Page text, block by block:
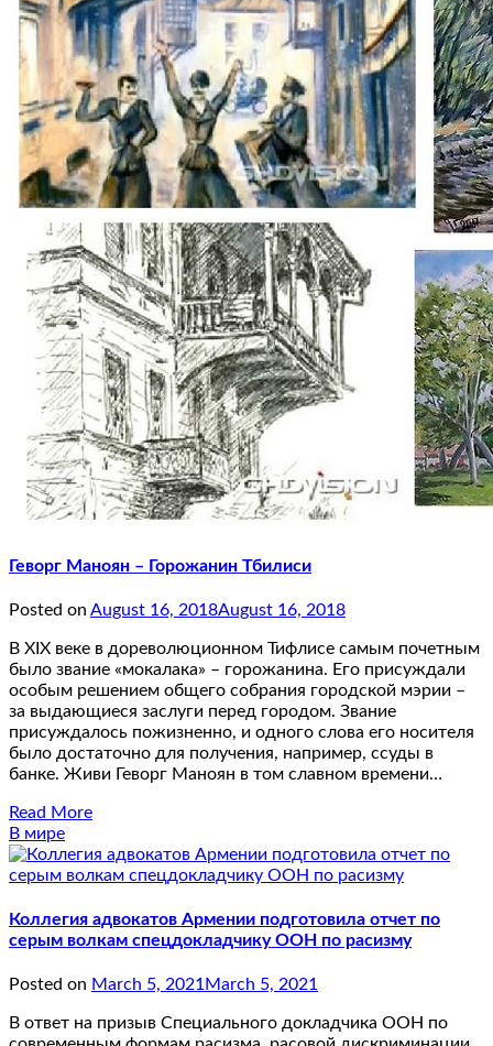
Геворг Маноян – Горожанин Тбилиси
Posted on August 16, 2018August 16, 2018
В ХIХ веке в дореволюционном Тифлисе самым почетным
было звание «мокалака» – горожанина. Его присуждали
особым решением общего собрания городской мэрии –
за выдающиеся заслуги перед городом. Звание
присуждалось пожизненно, и одного слова его носителя
было достаточно для получения, например, ссуды в
банке. Живи Геворг Маноян в том славном времени…
Read More
В мире
Коллегия адвокатов Армении подготовила отчет по
серым волкам спецдокладчику ООН по расизму
Posted on March 5, 2021March 5, 2021
В ответ на призыв Специального докладчика ООН по